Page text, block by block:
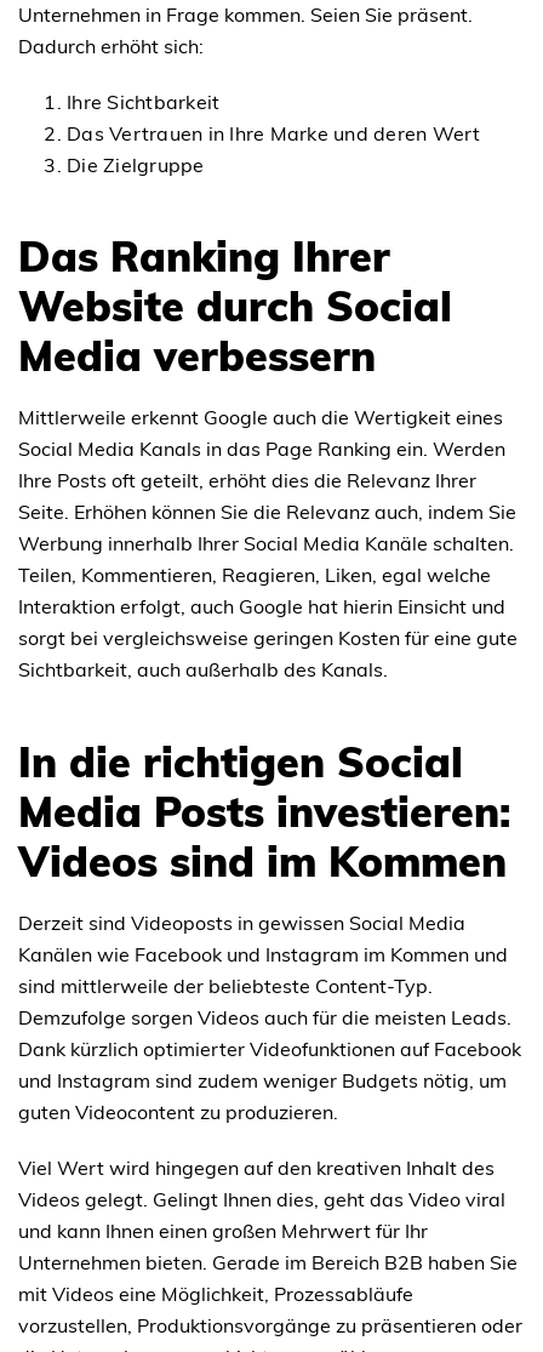
Unternehmen in Frage kommen. Seien Sie präsent.
Dadurch erhöht sich:
Ihre Sichtbarkeit
Das Vertrauen in Ihre Marke und deren Wert
Die Zielgruppe
Das Ranking Ihrer
Website durch Social
Media verbessern
Mittlerweile erkennt Google auch die Wertigkeit eines
Social Media Kanals in das Page Ranking ein. Werden
Ihre Posts oft geteilt, erhöht dies die Relevanz Ihrer
Seite. Erhöhen können Sie die Relevanz auch, indem Sie
Werbung innerhalb Ihrer Social Media Kanäle schalten.
Teilen, Kommentieren, Reagieren, Liken, egal welche
Interaktion erfolgt, auch Google hat hierin Einsicht und
sorgt bei vergleichsweise geringen Kosten für eine gute
Sichtbarkeit, auch außerhalb des Kanals.
In die richtigen Social
Media Posts investieren:
Videos sind im Kommen
Derzeit sind Videoposts in gewissen Social Media
Kanälen wie Facebook und Instagram im Kommen und
sind mittlerweile der beliebteste Content-Typ.
Demzufolge sorgen Videos auch für die meisten Leads.
Dank kürzlich optimierter Videofunktionen auf Facebook
und Instagram sind zudem weniger Budgets nötig, um
guten Videocontent zu produzieren.
Viel Wert wird hingegen auf den kreativen Inhalt des
Videos gelegt. Gelingt Ihnen dies, geht das Video viral
und kann Ihnen einen großen Mehrwert für Ihr
Unternehmen bieten. Gerade im Bereich B2B haben Sie
mit Videos eine Möglichkeit, Prozessabläufe
vorzustellen, Produktionsvorgänge zu präsentieren oder